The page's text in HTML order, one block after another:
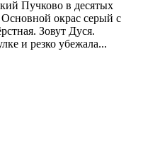
Пучково в десятых
Основной окрас серый с
Зовут Дуся.
и резко убежала...